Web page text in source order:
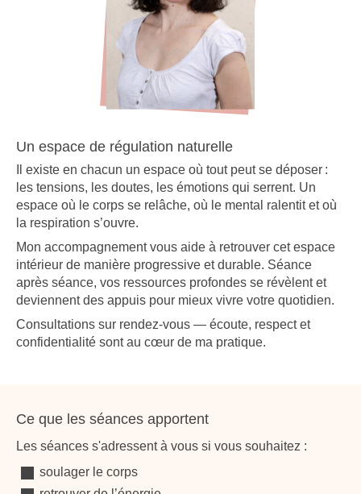
Un espace de régulation naturelle
Il existe en chacun un espace où tout peut se déposer :
les tensions, les doutes, les émotions qui serrent. Un
espace où le corps se relâche, où le mental ralentit et où
la respiration s’ouvre.
Mon accompagnement vous aide à retrouver cet espace
intérieur de manière progressive et durable. Séance
après séance, vos ressources profondes se révèlent et
deviennent des appuis pour mieux vivre votre quotidien.
Consultations sur rendez-vous — écoute, respect et
confidentialité sont au cœur de ma pratique.
Ce que les séances apportent
Les séances s'adressent à vous si vous souhaitez :
soulager le corps